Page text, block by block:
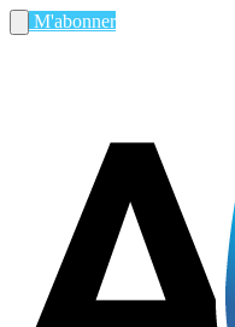
M'abonner